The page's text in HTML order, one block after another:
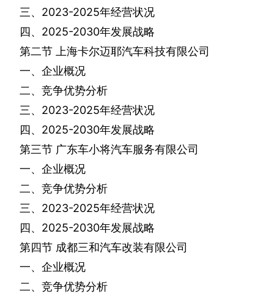
三、 2023-2025年经营状况
四、 2025-2030年发展战略
第二节
上海卡尔迈耶汽车科技有限公司
一、企业概况
二、竞争优势分析
三、 2023-2025年经营状况
四、 2025-2030年发展战略
第三节 广东车小将汽车服务有限公司
一、企业概况
二、竞争优势分析
三、 2023-2025年经营状况
四、 2025-2030年发展战略
第四节 成都三和汽车改装有限公司
一、企业概况
二、竞争优势分析